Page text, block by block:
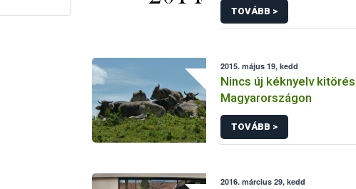
TOVÁBB >
2015. május 19, kedd
Nincs új kéknyelv kitörés
Magyarországon
TOVÁBB >
2016. március 29, kedd